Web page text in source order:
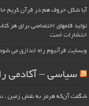
آیا شکل حروف هم در قرآن کریم
تولید قلمهای اختصاصی برای هر
انتشارات است
وبسایت قرآنیوم راه اندازی می
سیاسی – آکادمی
شگفت آن‌که هرمز به نقش زمین ،